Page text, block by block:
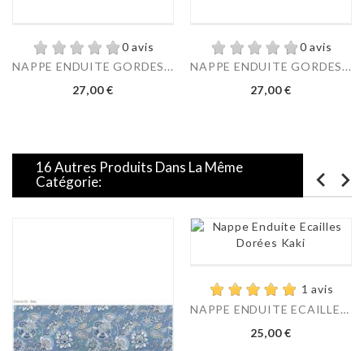
0 avis
NAPPE ENDUITE GORDES...
Prix
27,00 €
0 avis
NAPPE ENDUITE GORDES...
Prix
27,00 €
16 Autres Produits Dans La Même
Catégorie:
1 avis
NAPPE ENDUITE ECAILLES...
Prix
25,00 €